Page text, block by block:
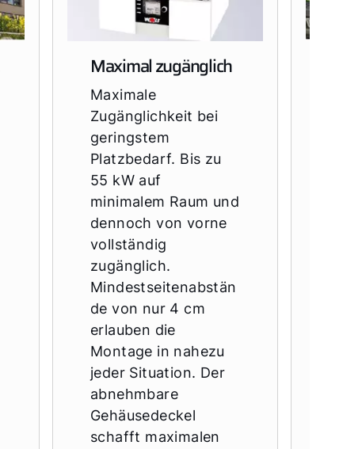
Maximal zugänglich
Maximale
Zugänglichkeit bei
geringstem
Platzbedarf. Bis zu
55 kW auf
minimalem Raum und
dennoch von vorne
vollständig
zugänglich.
Mindestseitenabstän
de von nur 4 cm
erlauben die
Montage in nahezu
jeder Situation. Der
abnehmbare
Gehäusedeckel
schafft maximalen